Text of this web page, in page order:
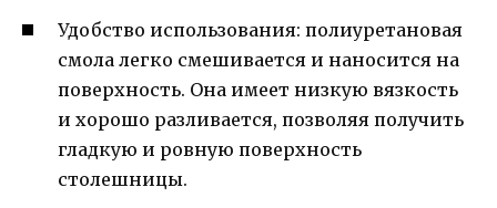
Удобство использования: полиуретановая
смола легко смешивается и наносится на
поверхность. Она имеет низкую вязкость
и хорошо разливается, позволяя получить
гладкую и ровную поверхность
столешницы.